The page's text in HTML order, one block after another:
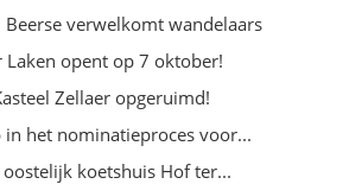
Beerse verwelkomt wandelaars
Laken opent op 7 oktober!
Zellaer opgeruimd!
in het nominatieproces voor...
koetshuis Hof ter...